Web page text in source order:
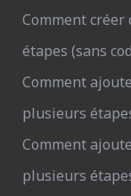
Comment
étapes (sans
Comment
plusieurs
Comment
plusieurs